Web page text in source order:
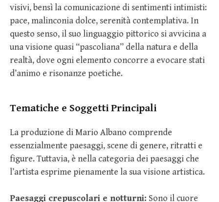
visivi, bensì la comunicazione di sentimenti intimisti:
pace, malinconia dolce, serenità contemplativa. In
questo senso, il suo linguaggio pittorico si avvicina a
una visione quasi “pascoliana” della natura e della
realtà, dove ogni elemento concorre a evocare stati
d’animo e risonanze poetiche.
Tematiche e Soggetti Principali
La produzione di Mario Albano comprende
essenzialmente paesaggi, scene di genere, ritratti e
figure. Tuttavia, è nella categoria dei paesaggi che
l’artista esprime pienamente la sua visione artistica.
Paesaggi crepuscolari e notturni: Sono il cuore